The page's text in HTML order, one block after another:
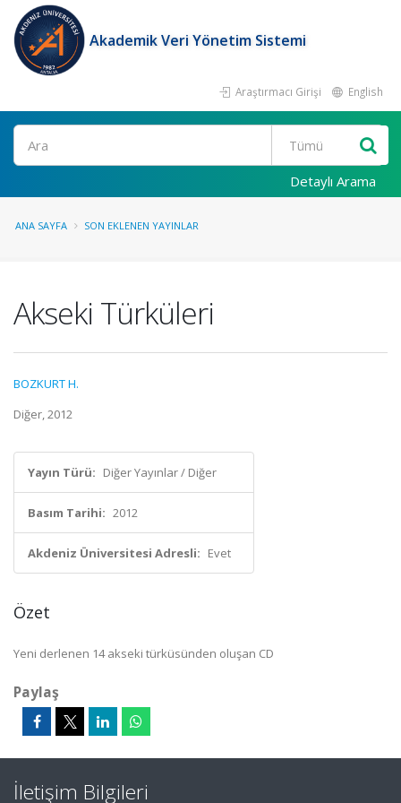
Akademik Veri Yönetim Sistemi
Araştırmacı Girişi English
Ara
Detaylı Arama
ANA SAYFA SON EKLENEN YAYINLAR
Akseki Türküleri
BOZKURT H.
Diğer, 2012
Yayın Türü: Diğer Yayınlar / Diğer
Basım Tarihi: 2012
Akdeniz Üniversitesi Adresli: Evet
Özet
Yeni derlenen 14 akseki türküsünden oluşan CD
Paylaş
İletişim Bilgileri